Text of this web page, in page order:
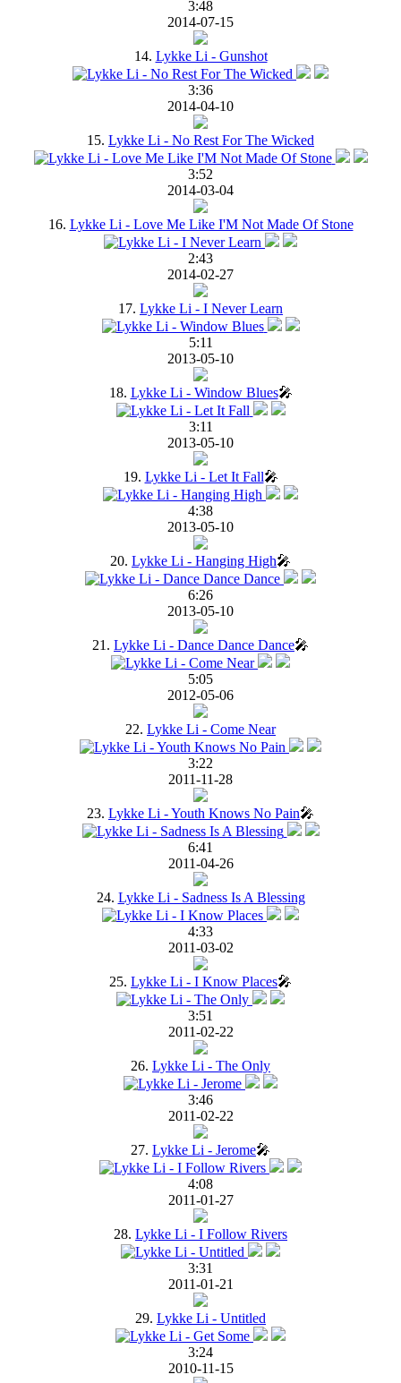
3:48
2014-07-15
14. Lykke Li - Gunshot
3:36
2014-04-10
15. Lykke Li - No Rest For The Wicked
3:52
2014-03-04
16. Lykke Li - Love Me Like I'M Not Made Of Stone
2:43
2014-02-27
17. Lykke Li - I Never Learn
5:11
2013-05-10
18. Lykke Li - Window Blues🎤
3:11
2013-05-10
19. Lykke Li - Let It Fall🎤
4:38
2013-05-10
20. Lykke Li - Hanging High🎤
6:26
2013-05-10
21. Lykke Li - Dance Dance Dance🎤
5:05
2012-05-06
22. Lykke Li - Come Near
3:22
2011-11-28
23. Lykke Li - Youth Knows No Pain🎤
6:41
2011-04-26
24. Lykke Li - Sadness Is A Blessing
4:33
2011-03-02
25. Lykke Li - I Know Places🎤
3:51
2011-02-22
26. Lykke Li - The Only
3:46
2011-02-22
27. Lykke Li - Jerome🎤
4:08
2011-01-27
28. Lykke Li - I Follow Rivers
3:31
2011-01-21
29. Lykke Li - Untitled
3:24
2010-11-15